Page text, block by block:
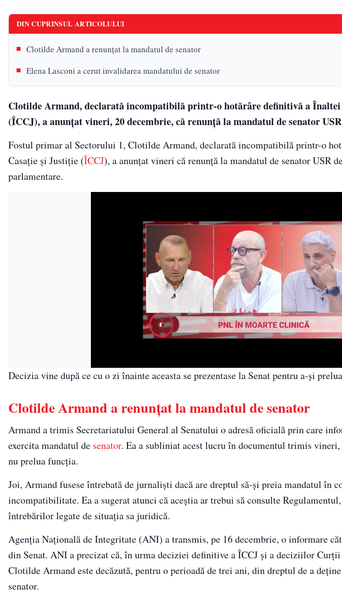
DIN CUPRINSUL ARTICOLULUI
Clotilde Armand a renunțat la mandatul de senator
Elena Lasconi a cerut invalidarea mandatului de senator
Clotilde Armand, declarată incompatibilă printr-o hotărâre definitivă a
(ÎCCJ), a anunțat vineri, 20 decembrie, că renunță la mandatul de senator
Fostul primar al Sectorului 1, Clotilde Armand, declarată incompatibilă printr-o
Casație și Justiție (ÎCCJ), a anunțat vineri că renunță la mandatul de senator USR
parlamentare.
Decizia vine după ce cu o zi înainte aceasta se prezentase la Senat pentru a-și
Clotilde Armand a renunțat la mandatul de senator
Armand a trimis Secretariatului General al Senatului o adresă oficială prin care
exercita mandatul de senator. Ea a subliniat acest lucru în documentul trimis vineri,
nu prelua funcția.
Joi, Armand fusese întrebată de jurnaliști dacă are dreptul să-și preia mandatul în
incompatibilitate. Ea a sugerat atunci că aceștia ar trebui să consulte
întrebărilor legate de situația sa juridică.
Agenția Națională de Integritate (ANI) a transmis, pe 16 decembrie, o informare
din Senat. ANI a precizat că, în urma deciziei definitive a ÎCCJ și a deciziilor
Clotilde Armand este decăzută, pentru o perioadă de trei ani, din dreptul de a
senator.